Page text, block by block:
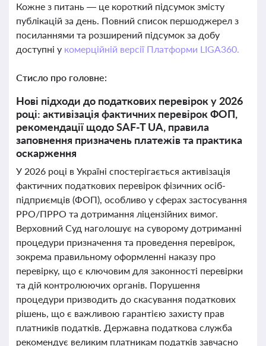
Кожне з питань — це короткий підсумок змісту
публікацій за день. Повний список першоджерел з
посиланнями та розширений підсумок за добу
доступні у комерційній версії Платформи LIGA360.
Стисло про головне:
Нові підходи до податкових перевірок у 2026
році: активізація фактичних перевірок ФОП,
рекомендації щодо SAF-T UA, правила
заповнення призначень платежів та практика
оскарження
У 2026 році в Україні спостерігається активізація
фактичних податкових перевірок фізичних осіб-
підприємців (ФОП), особливо у сферах застосування
РРО/ПРРО та дотримання ліцензійних вимог.
Верховний Суд наголошує на суворому дотриманні
процедури призначення та проведення перевірок,
зокрема правильному оформленні наказу про
перевірку, що є ключовим для законності перевірки
та дій контролюючих органів. Порушення
процедури призводить до скасування податкових
рішень, що є важливою гарантією захисту прав
платників податків. Державна податкова служба
рекомендує великим платникам податків завчасно